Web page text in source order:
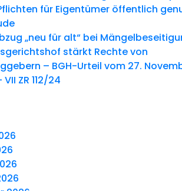
für Eigentümer öffentlich
„neu für alt“ bei
stärkt Rechte von
– BGH-Urteil vom 27.
ZR 112/24